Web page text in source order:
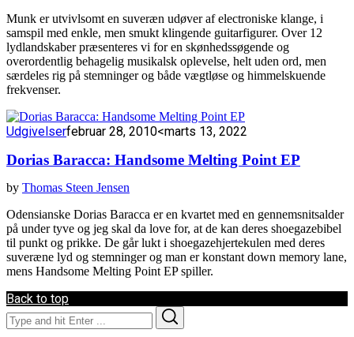
Munk er utvivlsomt en suveræn udøver af electroniske klange, i
samspil med enkle, men smukt klingende guitarfigurer. Over 12
lydlandskaber præsenteres vi for en skønhedssøgende og
overordentlig behagelig musikalsk oplevelse, helt uden ord, men
særdeles rig på stemninger og både vægtløse og himmelskuende
frekvenser.
Udgivelserfebruar 28, 2010<marts 13, 2022
Dorias Baracca: Handsome Melting Point EP
by Thomas Steen Jensen
Odensianske Dorias Baracca er en kvartet med en gennemsnitsalder
på under tyve og jeg skal da love for, at de kan deres shoegazebibel
til punkt og prikke. De går lukt i shoegazehjertekulen med deres
suveræne lyd og stemninger og man er konstant down memory lane,
mens Handsome Melting Point EP spiller.
Back to top
Search
for: